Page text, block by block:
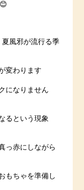
風邪が流行る季
変わります
になりません
るという現象
っ赤にしながら
もちゃを準備し